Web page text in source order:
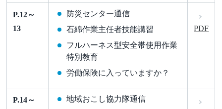
P.12～
13
防災センター通信
石綿作業主任者技能講習
フルハーネス型安全帯使用作業
特別教育
労働保険に入っていますか？
PDF
P.14～
地域おこし協力隊通信